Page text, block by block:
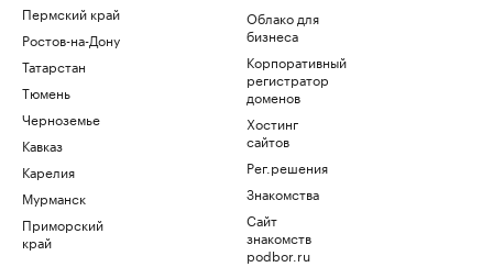
Пермский край
Ростов-на-Дону
Татарстан
Тюмень
Черноземье
Кавказ
Карелия
Мурманск
Приморский
край
Облако для
бизнеса
Корпоративный
регистратор
доменов
Хостинг
сайтов
Рег.решения
Знакомства
Сайт
знакомств
podbor.ru